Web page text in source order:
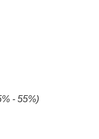
- 55%)